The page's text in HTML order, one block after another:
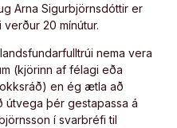
Arna Sigurbjörnsdóttir er
20 mínútur.
nema vera
(kjörinn af félagi eða
en ég ætla að
útvega þér gestapassa á
í svarbréfi til